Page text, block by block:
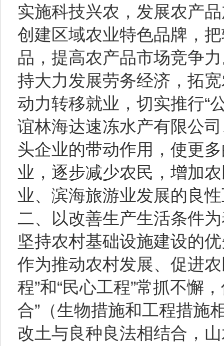
实施科技兴农，发展农产
创建区域农业特色品牌，
品，提高农产品市场竞争
持大力发展劳务经济，拓
动力转移就业，切实推行“
谊林海达速冻水产有限公
头企业的带动作用，使更
业，逐步减少农民，增加
业、滨海旅游业发展的良
二、以改善生产生活条件
坚持农村基础设施建设的
作为推动农村发展、促进
程”和“民心工程”常抓不懈
合”（生物措施和工程措施
改土与良种良法相结合，